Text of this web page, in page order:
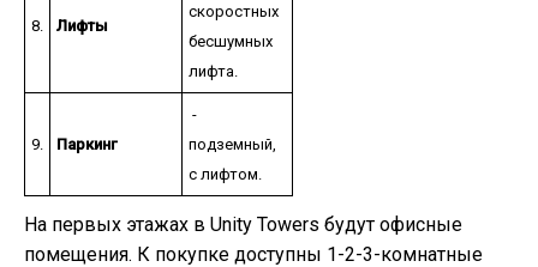
8. Лифты
скоростных
бесшумных
лифта.
9. Паркинг
-
подземный,
с лифтом.
На первых этажах в Unity Towers будут офисные
помещения. К покупке доступны 1-2-3-комнатные